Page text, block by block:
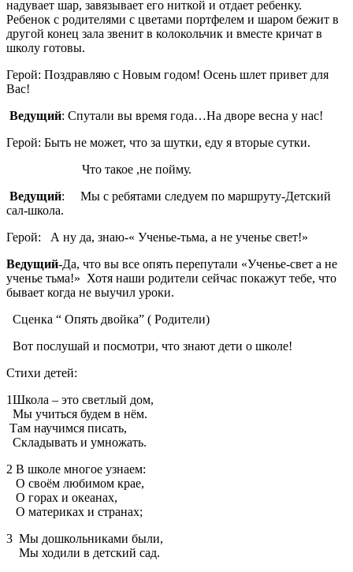
надувает шар, завязывает его ниткой и отдает ребенку.
Ребенок с родителями с цветами портфелем и шаром бежит в
другой конец зала звенит в колокольчик и вместе кричат в
школу готовы.
Герой: Поздравляю с Новым годом! Осень шлет привет для
Вас!
Ведущий: Спутали вы время года…На дворе весна у нас!
Герой: Быть не может, что за шутки, еду я вторые сутки.
Что такое ,не пойму.
Ведущий: Мы с ребятами следуем по маршруту-Детский
сал-школа.
Герой: А ну да, знаю-« Ученье-тьма, а не ученье свет!»
Ведущий-Да, что вы все опять перепутали «Ученье-свет а не
ученье тьма!» Хотя наши родители сейчас покажут тебе, что
бывает когда не выучил уроки.
Сценка “ Опять двойка” ( Родители)
Вот послушай и посмотри, что знают дети о школе!
Стихи детей:
1Школа – это светлый дом,
Мы учиться будем в нём.
Там научимся писать,
Складывать и умножать.
2 В школе многое узнаем:
О своём любимом крае,
О горах и океанах,
О материках и странах;
3 Мы дошкольниками были,
Мы ходили в детский сад.